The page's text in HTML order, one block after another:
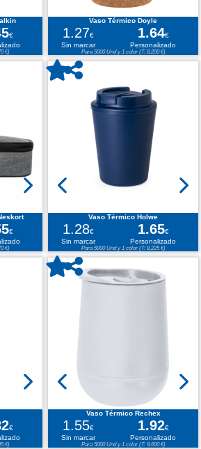
€
€)
Vaso Térmico Doyle
1.27€ 1.64€
Sin marcar
Personalizado
Para 5000 Und y 1 color (T: 8,200 €)
€
€)
Vaso Térmico Holwe
1.28€ 1.65€
Sin marcar
Personalizado
Para 5000 Und y 1 color (T: 8,225 €)
€
€)
Vaso Térmico Rechex
1.55€ 1.92€
Sin marcar
Personalizado
Para 5000 Und y 1 color (T: 9,600 €)